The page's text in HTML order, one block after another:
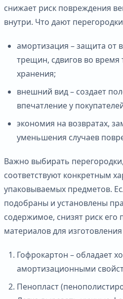
снижает риск повреждения
внутри. Что дают
амортизация – защита от
трещин, сдвигов во время
хранения;
внешний вид – создает
впечатление у
экономия на возвратах,
уменьшения случаев
Важно выбирать
соответствуют конкретным
упаковываемых предметов.
подобраны и установлены
содержимое, снизят риск
материалов для
Гофрокартон – обладает
амортизационными
Пенопласт